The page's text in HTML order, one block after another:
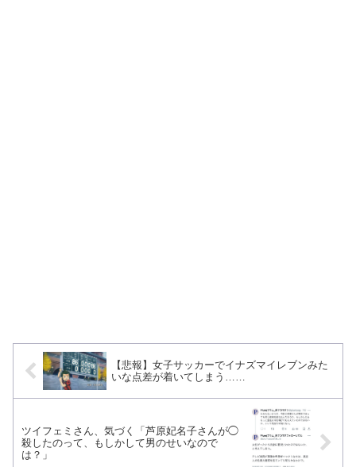
【悲報】女子サッカーでイナズマイレブンみた
いな点差が着いてしまう……
ツイフェミさん、気づく「芦原妃名子さんが◯
殺したのって、もしかして男のせいなので
は？」